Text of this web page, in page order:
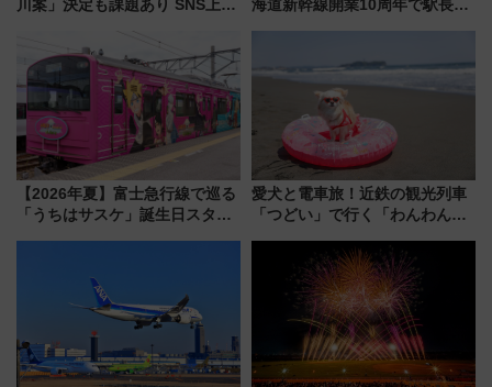
川案」決定も課題あり SNS上の
海道新幹線開業10周年で駅長
【2026年夏】富士急行線で巡る
「うちはサスケ」誕生日スタン
愛犬と電車旅！近鉄の観光列車
「つどい」で行く「わんわん列
める日帰りツアー